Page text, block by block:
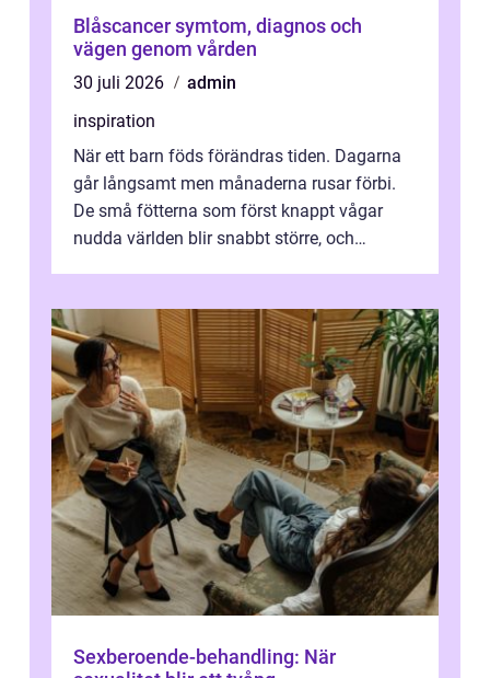
Blåscancer symtom, diagnos och
vägen genom vården
30 juli 2026
admin
inspiration
När ett barn föds förändras tiden. Dagarna
går långsamt men månaderna rusar förbi.
De små fötterna som först knappt vågar
nudda världen blir snabbt större, och
Sexberoende-behandling: När